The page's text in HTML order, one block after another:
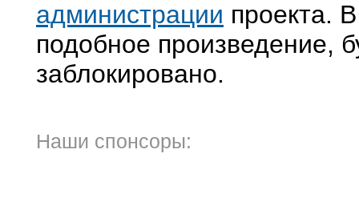
администрации проекта.
подобное произведение,
заблокировано.
Наши спонсоры: